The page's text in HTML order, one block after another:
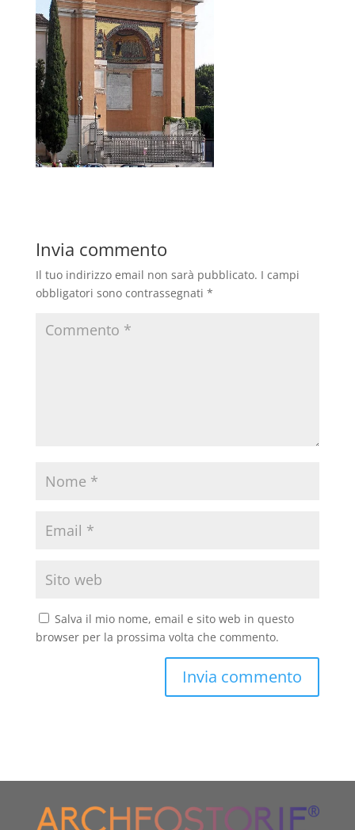
Invia commento
Il tuo indirizzo email non sarà pubblicato. I campi
obbligatori sono contrassegnati *
Salva il mio nome, email e sito web in questo
browser per la prossima volta che commento.